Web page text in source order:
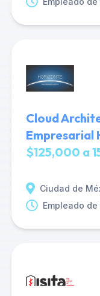
Cloud
Empresarial
$125,000 a
Ciudad de
Empleado